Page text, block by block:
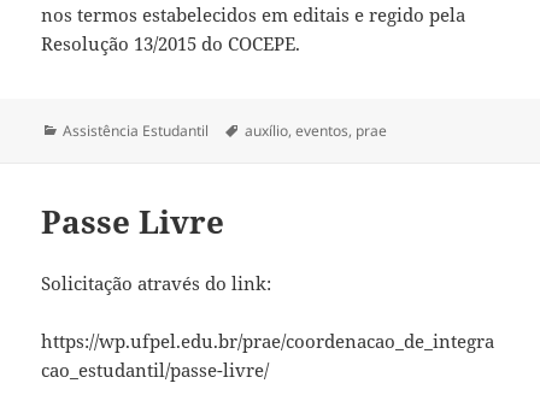
nos termos estabelecidos em editais e regido pela
Resolução 13/2015 do COCEPE.
Categorias
Assistência Estudantil Tags
auxílio,eventos, prae
Passe Livre
Solicitação através do link:
https://wp.ufpel.edu.br/prae/coordenacao_de_integra
cao_estudantil/passe-livre/